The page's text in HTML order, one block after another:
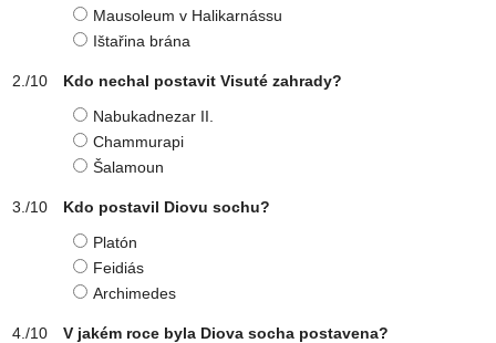
Mausoleum v Halikarnássu
Ištařina brána
Kdo nechal postavit Visuté zahrady?
Nabukadnezar II.
Chammurapi
Šalamoun
Kdo postavil Diovu sochu?
Platón
Feidiás
Archimedes
V jakém roce byla Diova socha postavena?